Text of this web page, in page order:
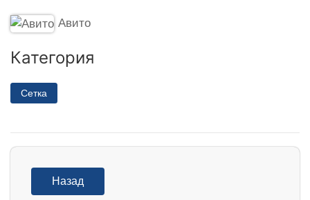
Авито
Категория
Сетка
Назад